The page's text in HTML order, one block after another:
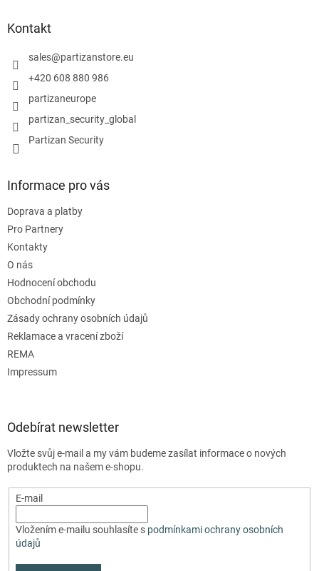
Kontakt
sales@partizanstore.eu
+420 608 880 986
partizaneurope
partizan_security_global
Partizan Security
Informace pro vás
Doprava a platby
Pro Partnery
Kontakty
O nás
Hodnocení obchodu
Obchodní podmínky
Zásady ochrany osobních údajů
Reklamace a vracení zboží
REMA
Impressum
Odebírat newsletter
Vložte svůj e-mail a my vám budeme zasílat informace o nových
produktech na našem e-shopu.
E-mail
Vložením e-mailu souhlasíte s podmínkami ochrany osobních
údajů